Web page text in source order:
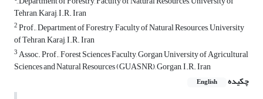
Tehran, Karaj, I.R. Iran
2Prof., Department of Forestry, Faculty of Natural Resources, University
of Tehran, Karaj, I.R. Iran
3Assoc. Prof., Forest Sciences Faculty, Gorgan University of Agricultural
Sciences and Natural Resources (GUASNR), Gorgan, I.R. Iran
چکیده
English